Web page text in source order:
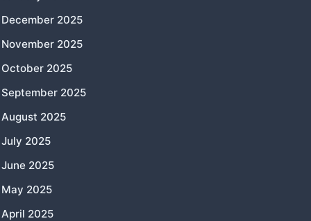
December 2025
November 2025
October 2025
September 2025
August 2025
July 2025
June 2025
May 2025
April 2025